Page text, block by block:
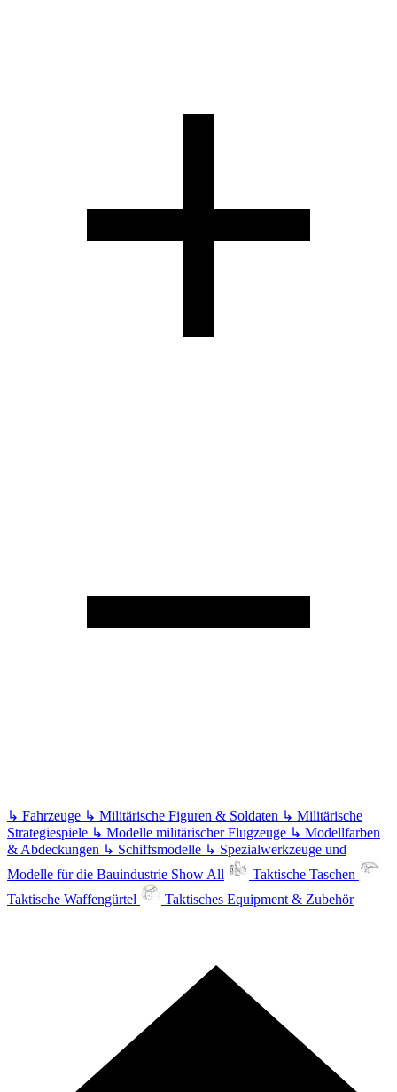
↳ Fahrzeuge ↳ Militärische Figuren & Soldaten ↳ Militärische
Strategiespiele ↳ Modelle militärischer Flugzeuge ↳ Modellfarben
& Abdeckungen ↳ Schiffsmodelle ↳ Spezialwerkzeuge und
Modelle für die Bauindustrie Show All
Taktische Taschen
Taktische Waffengürtel
Taktisches Equipment & Zubehör